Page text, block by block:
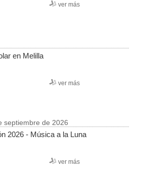
ver más
en Melilla
ver más
septiembre de 2026
2026 - Música a la Luna
ver más